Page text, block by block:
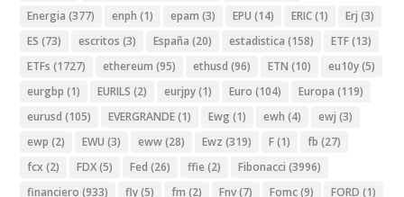
Energia (377) enph (1) epam (3) EPU (14) ERIC(1) Erj (3)
ES (73) escritos (3) España (20) estadistica (158) ETF(13)
ETFs (1727) ethereum (95) ethusd (96) ETN (10) eu10y(5)
eurgbp (1) EURILS (2) eurjpy(1) Euro (104) Europa (119)
eurusd (105) EVERGRANDE(1) Ewg (1) ewh (4) ewj (3)
ewp (2) EWU (3) eww(28) Ewz (319) F(1) fb (27)
fcx (2) FDX(5) Fed (26) ffie (2) Fibonacci (3996)
financiero (933) fly(5) fm (2) Fnv(7) Fomc(9) FORD (1)